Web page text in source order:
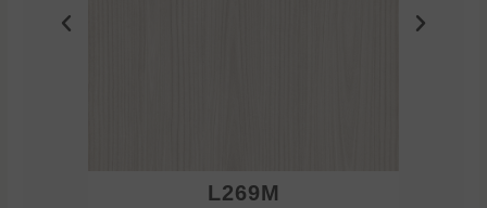
L269M